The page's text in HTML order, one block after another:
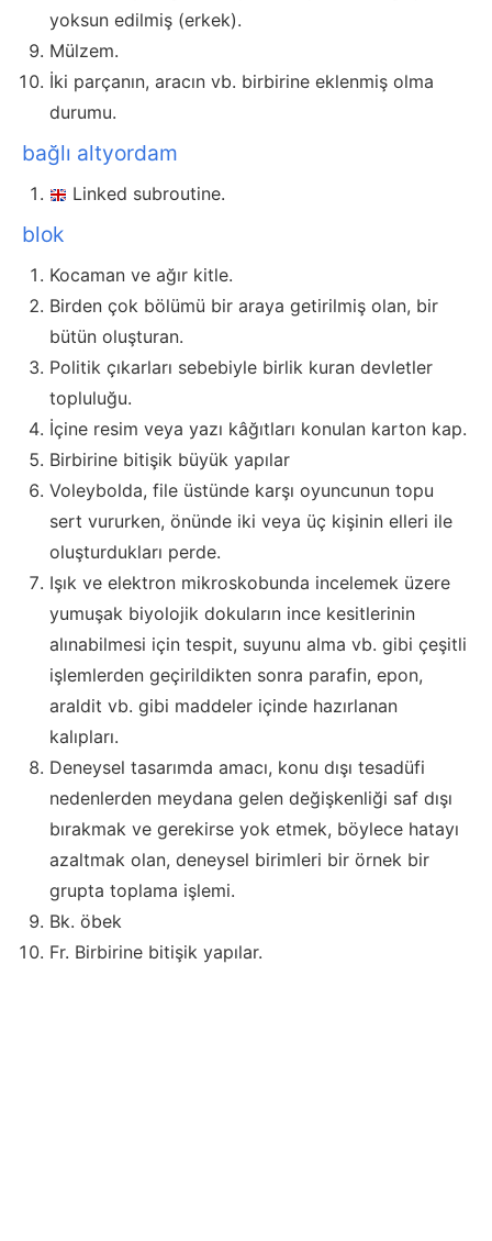
yoksun edilmiş (erkek).
Mülzem.
İki parçanın, aracın vb. birbirine eklenmiş olma
durumu.
bağlı altyordam
Linked subroutine.
blok
Kocaman ve ağır kitle.
Birden çok bölümü bir araya getirilmiş olan, bir
bütün oluşturan.
Politik çıkarları sebebiyle birlik kuran devletler
topluluğu.
İçine resim veya yazı kâğıtları konulan karton kap.
Birbirine bitişik büyük yapılar
Voleybolda, file üstünde karşı oyuncunun topu
sert vururken, önünde iki veya üç kişinin elleri ile
oluşturdukları perde.
Işık ve elektron mikroskobunda incelemek üzere
yumuşak biyolojik dokuların ince kesitlerinin
alınabilmesi için tespit, suyunu alma vb. gibi çeşitli
işlemlerden geçirildikten sonra parafin, epon,
araldit vb. gibi maddeler içinde hazırlanan
kalıpları.
Deneysel tasarımda amacı, konu dışı tesadüfi
nedenlerden meydana gelen değişkenliği saf dışı
bırakmak ve gerekirse yok etmek, böylece hatayı
azaltmak olan, deneysel birimleri bir örnek bir
grupta toplama işlemi.
Bk. öbek
Fr. Birbirine bitişik yapılar.